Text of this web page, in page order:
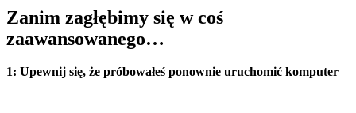
Zanim zagłębimy się w coś
zaawansowanego…
1: Upewnij się, że próbowałeś ponownie uruchomić komputer